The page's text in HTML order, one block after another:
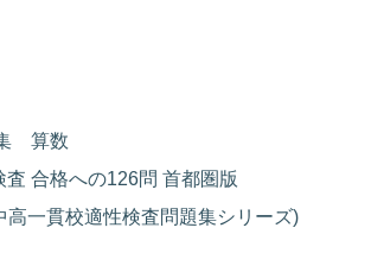
算数
合格への126問 首都圏版
一貫校適性検査問題集シリーズ)